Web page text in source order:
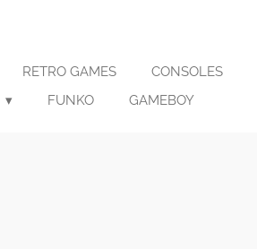
RETRO GAMES CONSOLES
FUNKO GAMEBOY